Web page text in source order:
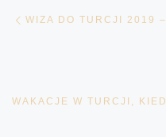
WIZA DO TURCJI 2019